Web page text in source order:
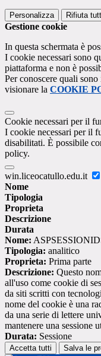
Personalizza Rifiuta
Gestione cookie
In questa schermata è
I cookie necessari sono
piattaforma e non è
Per conoscere quali
visionare la COOKIE
Cookie necessari per il
I cookie necessari per il
disabilitati. È possibile
policy.
win.liceocatullo.edu.it
Nome
Tipologia
Proprieta
Descrizione
Durata
Nome:
Tipologia: analitico
Proprieta: Prima parte
Descrizione: Questo
all'uso come cookie di
da siti scritti con
nome del cookie è una
da una serie di lettere
mantenere una sessione
Durata: Sessione
Accetta tutti Salva le